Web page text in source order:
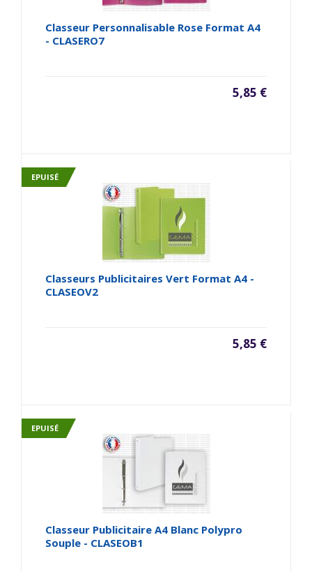
Classeur Personnalisable Rose Format A4
- CLASERO7
5,85 €
EPUISÉ
Classeurs Publicitaires Vert Format A4 -
CLASEOV2
5,85 €
EPUISÉ
Classeur Publicitaire A4 Blanc Polypro
Souple - CLASEOB1